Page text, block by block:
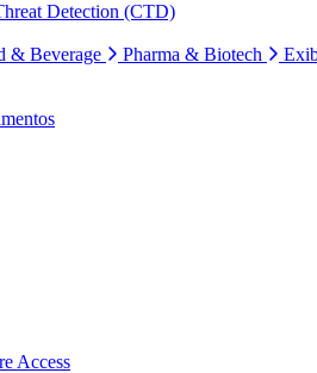
Detection (CTD)
& Beverage Pharma & Biotech
Access